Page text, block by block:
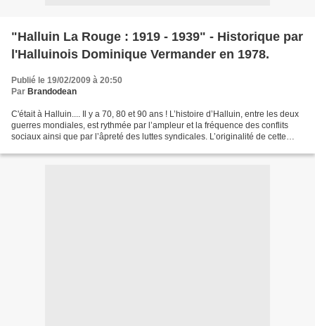
"Halluin La Rouge : 1919 - 1939" - Historique par
l'Halluinois Dominique Vermander en 1978.
Publié le 19/02/2009 à 20:50
Par Brandodean
C'était à Halluin.... Il y a 70, 80 et 90 ans ! L’histoire d’Halluin, entre les deux
guerres mondiales, est rythmée par l’ampleur et la fréquence des conflits
sociaux ainsi que par l’âpreté des luttes syndicales. L’originalité de cette